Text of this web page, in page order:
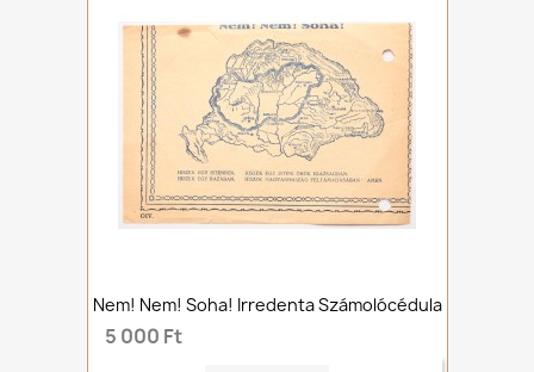
Nem! Nem! Soha! Irredenta Számolócédula
5 000 Ft